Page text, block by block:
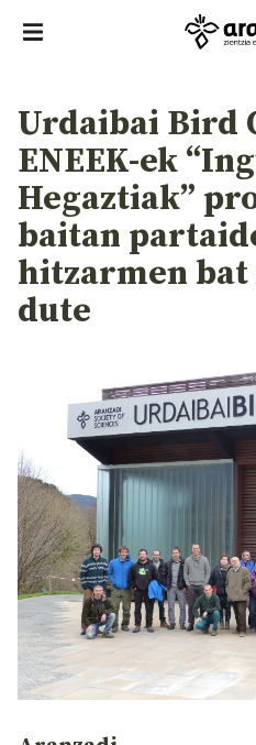
Urdaibai Bird
ENEEK-ek
Hegaztiak”
baitan
hitzarmen
dute